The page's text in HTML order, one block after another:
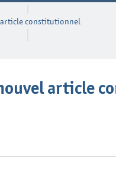
article constitutionnel
nouvel article